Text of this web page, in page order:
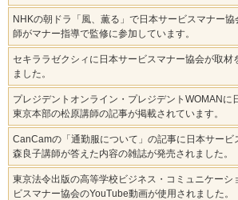
NHKの朝ドラ「風、薫る」で日本サービスマナー
師がマナー指導で監修に参加しています。
セキララゼクシィに日本サービスマナー協会が取材
ました。
プレジデントオンライン・プレジデントWOMANに
東京本部の松原講師の記事が掲載されています。
CanCamの「通勤服について」の記事に日本サービ
森良子講師が答えた内容の雑誌が発売されました。
東京法令出版の高等学校ビジネス・コミュニケーシ
ビスマナー協会のYouTube動画が使用されました。